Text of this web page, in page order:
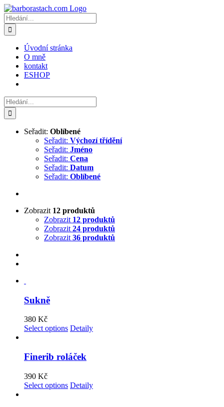
Přeskočit
na
obsah
Hledat:
Úvodní stránka
O mně
kontakt
ESHOP
Hledat:
Seřadit: Oblíbené
Seřadit: Výchozí třídění
Seřadit: Jméno
Seřadit: Cena
Seřadit: Datum
Seřadit: Oblíbené
Zobrazit 12 produktů
Zobrazit 12 produktů
Zobrazit 24 produktů
Zobrazit 36 produktů
Sukně
380 Kč
Select options Detaily
Finerib roláček
390 Kč
Select options Detaily